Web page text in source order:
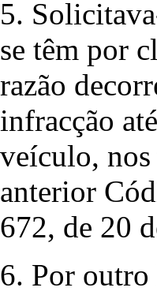
5.
se têm por
razão
infracção
veículo, nos
anterior
672, de 20
6. Por outro